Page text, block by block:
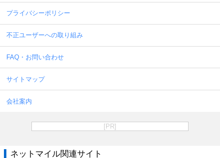
プライバシーポリシー
不正ユーザーへの取り組み
FAQ・お問い合わせ
サイトマップ
会社案内
[PR]
ネットマイル関連サイト